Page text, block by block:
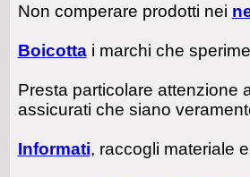
Non comperare prodotti nei
Boicottai marchi che
Presta particolare attenzione
assicurati che siano
Informati, raccogli materiale